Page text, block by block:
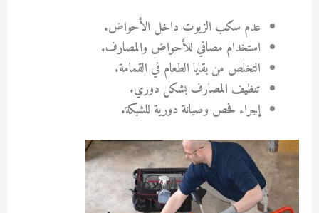
عدم سكب الزيوت داخل الأحواض.
استخدام مصافي للأحواض والمصارف.
التخلص من بقايا الطعام في القمامة.
تنظيف المصارف بشكل دوري.
إجراء فحص وصيانة دورية للشبكة.